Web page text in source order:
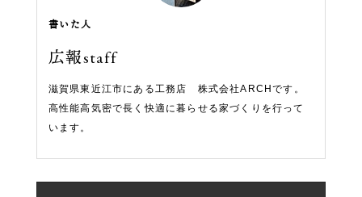
書いた人
広報staff
滋賀県東近江市にある工務店 株式会社ARCHです。
高性能高気密で長く快適に暮らせる家づくりを行って
います。